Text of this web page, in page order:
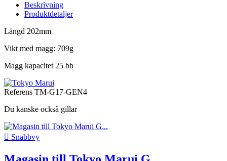
Beskrivning
Produktdetaljer
Längd 202mm
Vikt med magg: 709g
Magg kapacitet 25 bb
Referens TM-G17-GEN4
Du kanske också gillar
 Snabbvy